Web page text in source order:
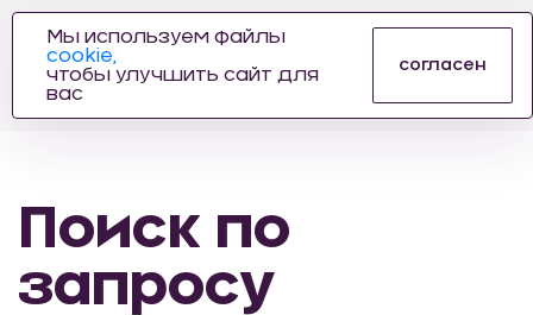
АВТОЗАПЧАСТЕЙ
Поиск по
запросу
Мы используем файлы
cookie,
чтобы улучшить сайт для
вас
согласен